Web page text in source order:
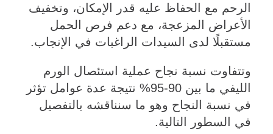
الرحم مع الحفاظ عليه قدر الإمكان، وتخفيف
الأعراض المزعجة، مع دعم فرص الحمل
مستقبلًا لدى السيدات الراغبات في الإنجاب.
وتتفاوت نسبة نجاح عملية استئصال الورم
الليفي ما بين 90-95% نتيجة عدة عوامل تؤثر
في نسبة النجاح وهو ما سنناقشه بالتفصيل
في السطور التالية.